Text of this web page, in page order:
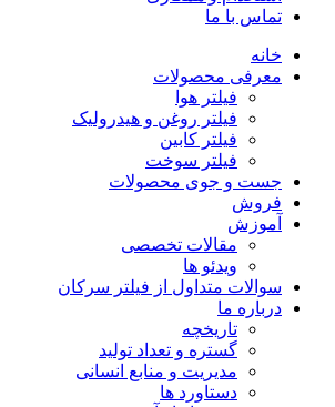
تماس با ما
خانه
معرفی محصولات
فیلتر هوا
فیلتر روغن و هیدرولیک
فیلتر کابین
فیلتر سوخت
جست و جوی محصولات
فروش
آموزش
مقالات تخصصی
ویدئو ها
سوالات متداول از فیلتر سرکان
درباره ما
تاریخچه
گستره و تعداد تولید
مدیریت و منابع انسانی
دستاورد ها